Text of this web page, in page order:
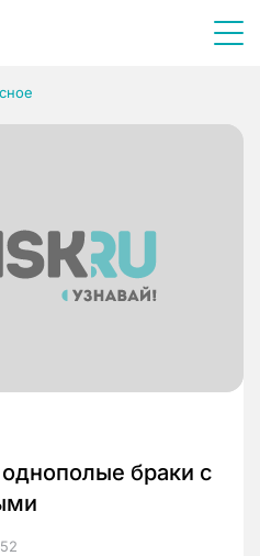
браки с